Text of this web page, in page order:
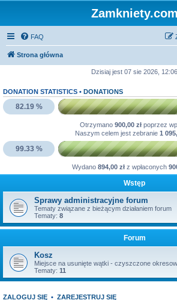
Zamkniety.com
FAQ
Strona główna
Dzisiaj jest 07 sie 2026, 12:06
DONATION STATISTICS • DONATIONS
82.19 %
Otrzymano 900,00 zł poprzez
Naszym celem jest zebranie 1
99.33 %
Wydano 894,00 złz wpłaconych
Wstęp
Sprawy administracyjne forum
Tematy związane z bieżącym działaniem forum
Tematy: 8
Forum
Kosz
Miejsce na usunięte wątki - czyszczone
Tematy: 11
ZALOGUJ SIĘ • ZAREJESTRUJ SIĘ